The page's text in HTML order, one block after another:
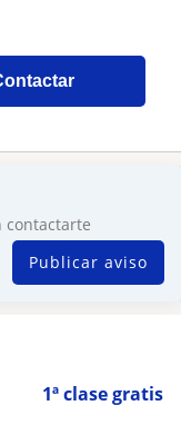
contactarte
Publicar aviso
1ª clase gratis